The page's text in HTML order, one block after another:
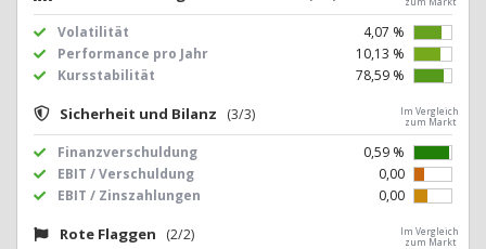
Volatilität
4,07 %
Performance pro Jahr
10,13 %
Kursstabilität
78,59 %
Sicherheit und Bilanz (3/3)
Im Vergleich
zum Markt
Finanzverschuldung
0,59 %
EBIT / Verschuldung
0,00
EBIT / Zinszahlungen
0,00
Rote Flaggen (2/2)
Im Vergleich
zum Markt